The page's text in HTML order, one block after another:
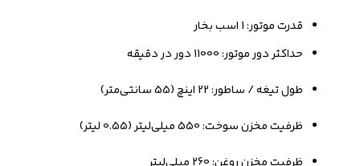
قدرت موتور: 1 اسب بخار
حداکثر دور موتور: 11000 دور در دقیقه
طول تیغه / ساطور: 22 اینچ (55 سانتی‌متر)
ظرفیت مخزن سوخت: 550 میلی‌لیتر (0.55 لیتر)
ظرفیت مخزن روغن: 260 میلی‌لیتر